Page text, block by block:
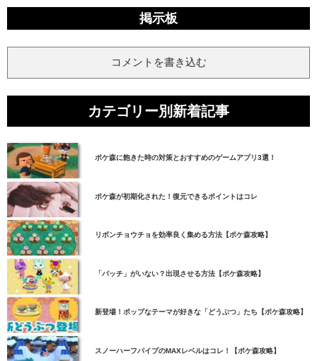
掲示板
コメントを書き込む
カテゴリー別新着記事
ポケ森に飽きた時の対策とおすすめのゲームアプリ3選！
ポケ森が初期化された！復元できるポイントはコレ
リボンチョウチョを効率良く集める方法【ポケ森攻略】
「パッチ」がいない？出現させる方法【ポケ森攻略】
新登場！ポップなテーマが好きな「どうぶつ」たち【ポケ森攻略】
スノーハーフパイプのMAXレベルはコレ！【ポケ森攻略】